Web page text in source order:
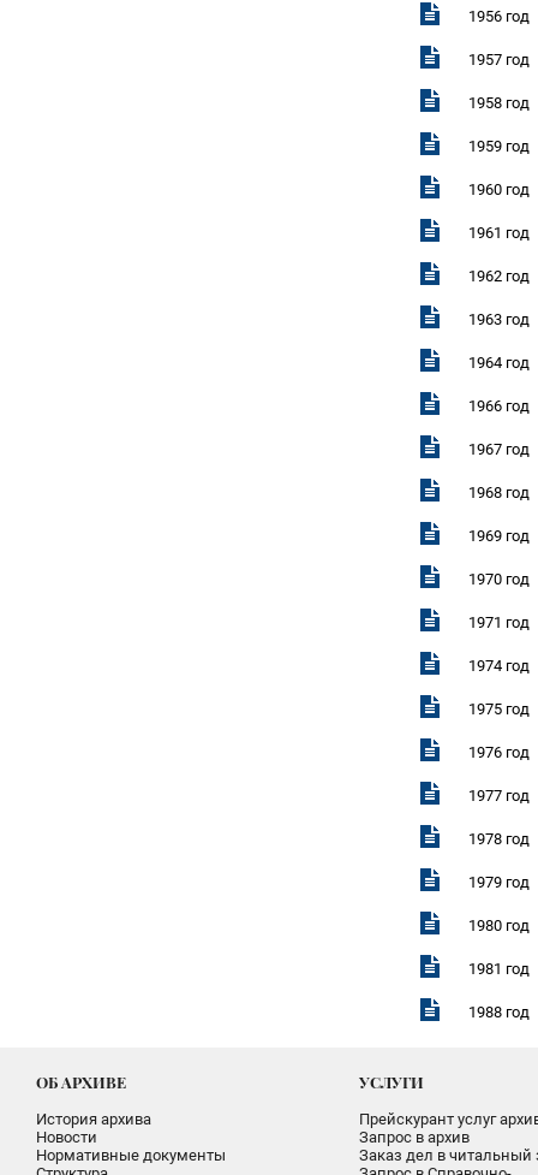
1956 год
1957 год
1958 год
1959 год
1960 год
1961 год
1962 год
1963 год
1964 год
1966 год
1967 год
1968 год
1969 год
1970 год
1971 год
1974 год
1975 год
1976 год
1977 год
1978 год
1979 год
1980 год
1981 год
1988 год
ОБ АРХИВЕ
История архива
Новости
Нормативные документы
УСЛУГИ
Прейскурант услуг
Запрос в архив
Заказ дел в читальный